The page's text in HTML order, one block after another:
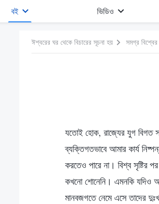
বই ভিডিও
ঈশ্বরের ঘর থেকে বিচারের সূচনা হয় সমগ্র
যতোই হোক, রাজ্যের যুগ বিগত
ব্যক্তিগতভাবে আমার কার্য
করতেও পারে না। বিশ্ব সৃষ্টির
কখনো শোনেনি। এমনকি যদিও
মানবজগতে নেমে এসে তাদের